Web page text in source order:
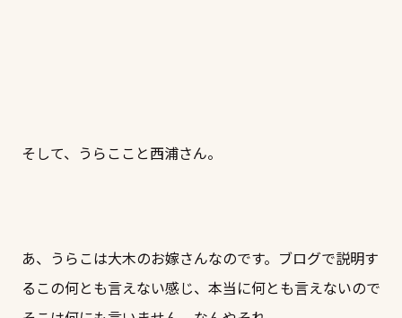
そして、うらここと西浦さん。
あ、うらこは大木のお嫁さんなのです。ブログで説明す
るこの何とも言えない感じ、本当に何とも言えないので